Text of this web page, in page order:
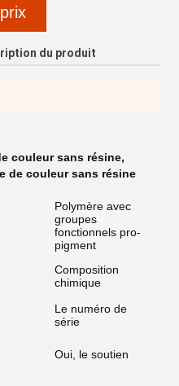
du produit
couleur sans résine,
de couleur sans résine
Polymère avec
groupes
fonctionnels pro-
pigment
Composition
chimique
Le numéro de
série
Oui, le soutien